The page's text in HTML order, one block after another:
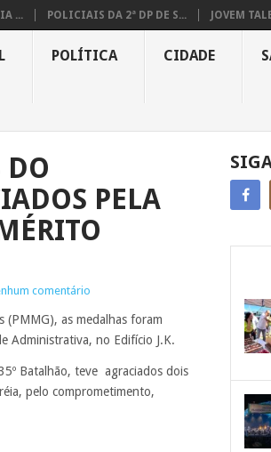
... POLICIAIS DA 2ª DP DE S... JOVEM
POLÍTICA CIDADE
DO
PELA
comentário
(PMMG), as medalhas foram
Administrativa, no Edifício J.K.
Batalhão, teve agraciados dois
pelo comprometimento,